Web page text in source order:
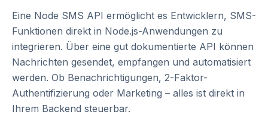
Eine Node SMS API ermöglicht es Entwicklern, SMS-
Funktionen direkt in Node.js-Anwendungen zu
integrieren. Über eine gut dokumentierte API können
Nachrichten gesendet, empfangen und automatisiert
werden. Ob Benachrichtigungen, 2-Faktor-
Authentifizierung oder Marketing – alles ist direkt in
Ihrem Backend steuerbar.